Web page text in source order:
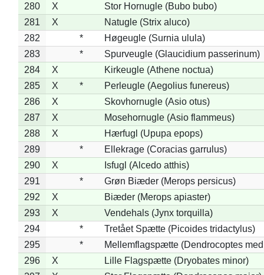
280
X
Stor Hornugle (Bubo bubo)
281
X
Natugle (Strix aluco)
282
*
Høgeugle (Surnia ulula)
283
*
Spurveugle (Glaucidium passerinum)
284
X
Kirkeugle (Athene noctua)
285
X *
Perleugle (Aegolius funereus)
286
X
Skovhornugle (Asio otus)
287
X
Mosehornugle (Asio flammeus)
288
X
Hærfugl (Upupa epops)
289
*
Ellekrage (Coracias garrulus)
290
X
Isfugl (Alcedo atthis)
291
*
Grøn Biæder (Merops persicus)
292
X
Biæder (Merops apiaster)
293
X
Vendehals (Jynx torquilla)
294
*
Tretået Spætte (Picoides tridactylus)
295
*
Mellemflagspætte (Dendrocoptes
296
X
Lille Flagspætte (Dryobates minor)